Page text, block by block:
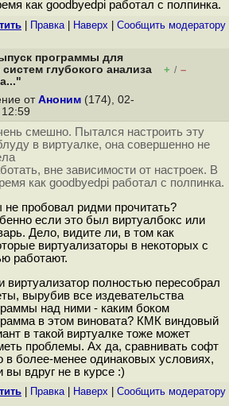
как goodbyedpi работал с полпинка.
Правка| Наверх Cообщить модератору
программы для
глубокого анализа
+ / –
от Аноним (174), 02-
смешно. Пытался настроить эту
в виртуалке, она совершенно не
вне зависимости от настроек. В
как goodbyedpi работал с полпинка.
не пробовал ридми прочитать?
если это был виртуалбокс или
Дело, видите ли, в том как
виртуализаторы в некоторых с
работают.
виртуализатор полностью пересобрал
вырубив все издевательства
над ними - каким боком
в этом виновата? КМК виндовый
в такой виртуалке тоже может
проблемы. Ах да, сравнивать софт
в более-менее одинаковых условиях,
вы вдруг не в курсе :)
Правка| Наверх Cообщить модератору